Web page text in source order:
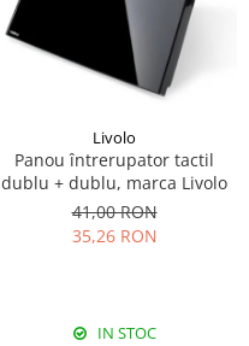
Livolo
Panou întrerupator tactil
dublu + dublu, marca Livolo
41,00 RON
35,26 RON
IN STOC